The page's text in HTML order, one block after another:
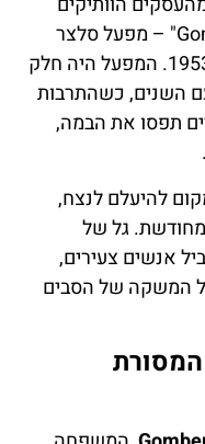
ביותר היה "Gomberg Seltzer Works" – מפעל סלצר
משפחתי שנפתח בברוקלין בשנת 1953. המפעל היה חלק
השנים, כשהתרבות
תפסו את הבמה,
להיעלם לנצח,
גל של
אנשים צעירים,
המשקה של הסבים
המסורת